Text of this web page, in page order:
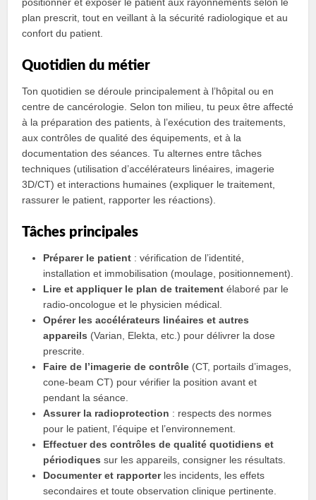
plan prescrit, tout en veillant à la sécurité radiologique et au
confort du patient.
Quotidien du métier
Ton quotidien se déroule principalement à l’hôpital ou en
centre de cancérologie. Selon ton milieu, tu peux être affecté
à la préparation des patients, à l’exécution des traitements,
aux contrôles de qualité des équipements, et à la
documentation des séances. Tu alternes entre tâches
techniques (utilisation d’accélérateurs linéaires, imagerie
3D/CT) et interactions humaines (expliquer le traitement,
rassurer le patient, rapporter les réactions).
Tâches principales
Préparer le patient : vérification de l’identité,
installation et immobilisation (moulage, positionnement).
Lire et appliquer le plan de traitement élaboré par le
radio‑oncologue et le physicien médical.
Opérer les accélérateurs linéaires et autres
appareils (Varian, Elekta, etc.) pour délivrer la dose
prescrite.
Faire de l’imagerie de contrôle (CT, portails d’images,
cone‑beam CT) pour vérifier la position avant et
pendant la séance.
Assurer la radioprotection : respects des normes
pour le patient, l’équipe et l’environnement.
Effectuer des contrôles de qualité quotidiens et
périodiques sur les appareils, consigner les résultats.
Documenter et rapporterles incidents, les effets
secondaires et toute observation clinique pertinente.